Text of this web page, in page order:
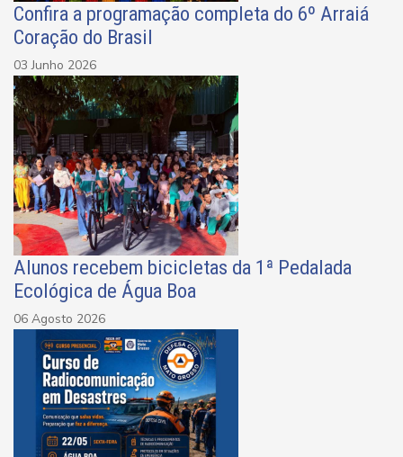
Confira a programação completa do 6º Arraiá
Coração do Brasil
03 Junho 2026
Alunos recebem bicicletas da 1ª Pedalada
Ecológica de Água Boa
06 Agosto 2026